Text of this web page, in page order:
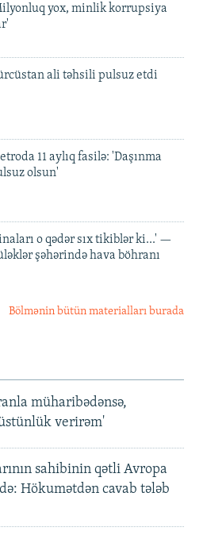
yox, minlik korrupsiya
ali təhsili pulsuz etdi
11 aylıq fasilə: 'Daşınma
olsun'
o qədər sıx tikiblər ki...' —
şəhərində hava böhranı
Bölmənin bütün materialları burada
müharibədənsə,
verirəm'
sahibinin qətli Avropa
Hökumətdən cavab tələb